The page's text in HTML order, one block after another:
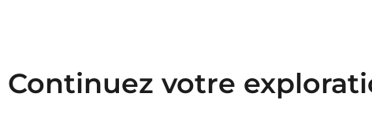
Continuez votre